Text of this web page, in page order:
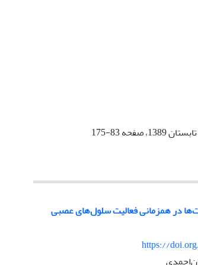
در همزمانی فعالیت سلول‌های عصبی
https://